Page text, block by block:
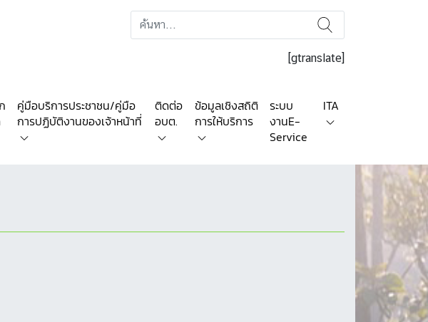
[gtranslate]
คู่มือบริการประชาชน/คู่มือ
การปฏิบัติงานของเจ้าหน้าที่
ติดต่อ
อบต.
ข้อมูลเชิงสถิติ
การให้บริการ
ระบบ
งานE-
Service
ITA